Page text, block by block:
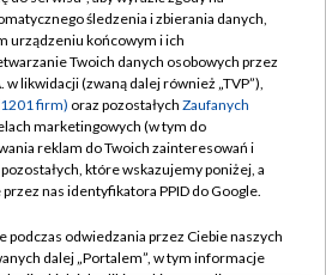
TVP
Regulamin TVP
prywatności
Moje zgody
Pomoc
Kontakt
śledzenia i zbierania danych,
urządzeniu końcowym i ich
Twoich danych osobowych przez
w likwidacji (zwaną dalej również „TVP”),
firm) oraz pozostałych Zaufanych
marketingowych (w tym do
reklam do Twoich zainteresowań i
które wskazujemy poniżej, a
nas identyfikatora PPID do Google.
podczas odwiedzania przez Ciebie naszych
dalej „Portalem”, w tym informacje